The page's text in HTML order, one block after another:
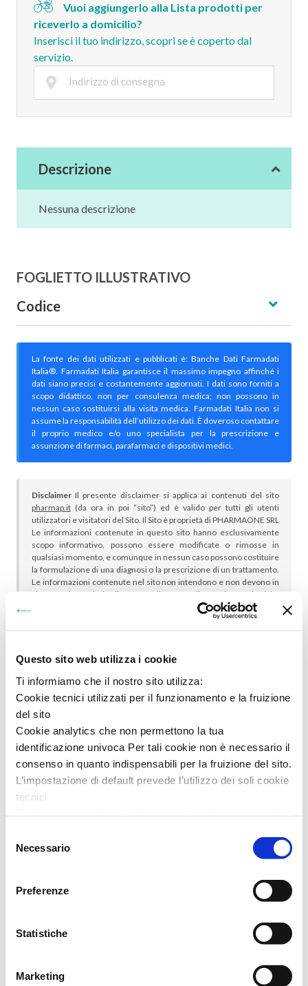
Questo sito web utilizza i cookie
Ti informiamo che il nostro sito utilizza:
Cookie tecnici utilizzati per il funzionamento e la fruizione
del sito
Cookie analytics che non permettono la tua
identificazione univoca Per tali cookie non è necessario il
consenso in quanto indispensabili per la fruizione del sito.
L’impostazione di default prevede l’utilizzo dei soli cookie
tecnici
univoca e fornirci informazioni sulla tua navigazione,
sull’accesso ad altri siti. L’utilizzo è possibile solo su tuo
consenso.
Al presente
puoi trovare l’informativa completa e le
modalità per effettuare la selezione di dettaglio dei cookie
delNecessario
Preferenze
Statistiche
Marketing
Vuoi aggiungerlo alla Lista prodotti per
riceverlo a domicilio?
Inserisci il tuo indirizzo, scopri se è coperto dal
servizio.
Descrizione
Nessuna descrizione
FOGLIETTO ILLUSTRATIVO
Codice
La fonte dei dati utilizzati e pubblicati è: Banche Dati Farmadati
Italia®. Farmadati Italia garantisce il massimo impegno affinché i
dati siano precisi e costantemente aggiornati. I dati sono forniti a
scopo didattico, non per consulenza medica; non possono in
nessun caso sostituirsi alla visita medica. Farmadati Italia non si
assume la responsabilità dell’utilizzo dei dati. È doveroso contattare
il proprio medico e/o uno specialista per la prescrizione e
assunzione di farmaci, parafarmaci e dispositivi medici.
Disclaimer Il presente disclaimer si applica ai contenuti del sito
pharmap.it (da ora in poi “sito”) ed è valido per tutti gli utenti
utilizzatori e visitatori del Sito. Il Sito è proprietà di PHARMAONE SRL
Le informazioni contenute in questo sito hanno esclusivamente
scopo informativo, possono essere modificate o rimosse in
qualsiasi momento, e comunque in nessun caso possono costituire
la formulazione di una diagnosi o la prescrizione di un trattamento.
Le informazioni contenute nel sito non intendono e non devono in
alcun modo sostituire il rapporto diretto medico-paziente o la visita
specialistica. Si raccomanda di chiedere sempre il parere del
proprio medico curante e/o di specialisti riguardo qualsiasi
indicazione riportata. Se si hanno dubbi o quesiti sull’uso di un
In genere sono scelti insieme:
PAXI MICROF+NY W PURPLE/RED 39